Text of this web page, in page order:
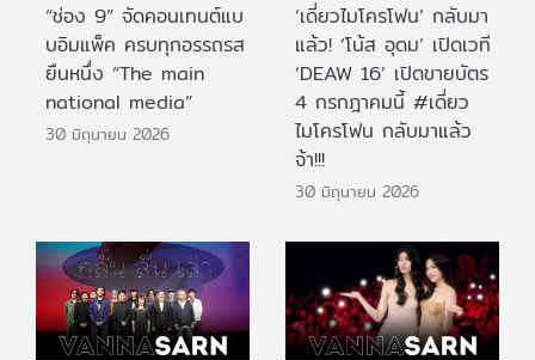
“ช่อง 9” จัดคอนเทนต์แบ
บอิมแพ็ค ครบทุกอรรถรส
ยืนหนึ่ง “The main
national media”
30 มิถุนายน 2026
‘เดี่ยวไมโครโฟน’ กลับมา
แล้ว! ‘โน้ส อุดม’ เปิดเวที
‘DEAW 16’ เปิดขายบัตร
4 กรกฎาคมนี้ #เดี่ยว
ไมโครโฟน กลับมาแล้ว
จ้า!!!
30 มิถุนายน 2026